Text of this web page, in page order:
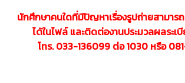
นักศึกษาคนใดที่มีปัญหาเรื่องรูปถ่ายสามาร
ได้ในไฟล์และติดต่องานประมวลผลระเ
โทร. 033-136099 ต่อ 1030 หรือ